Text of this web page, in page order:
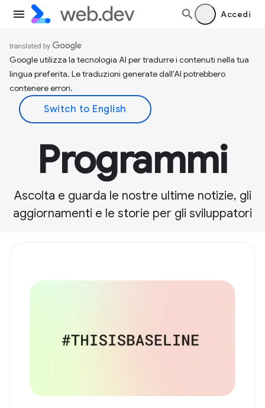
Accedi
Google utilizza la tecnologia AI per tradurre i contenuti nella tua
lingua preferita. Le traduzioni generate dall'AI potrebbero
contenere errori.
Programmi
Ascolta e guarda le nostre ultime notizie, gli
aggiornamenti e le storie per gli sviluppatori